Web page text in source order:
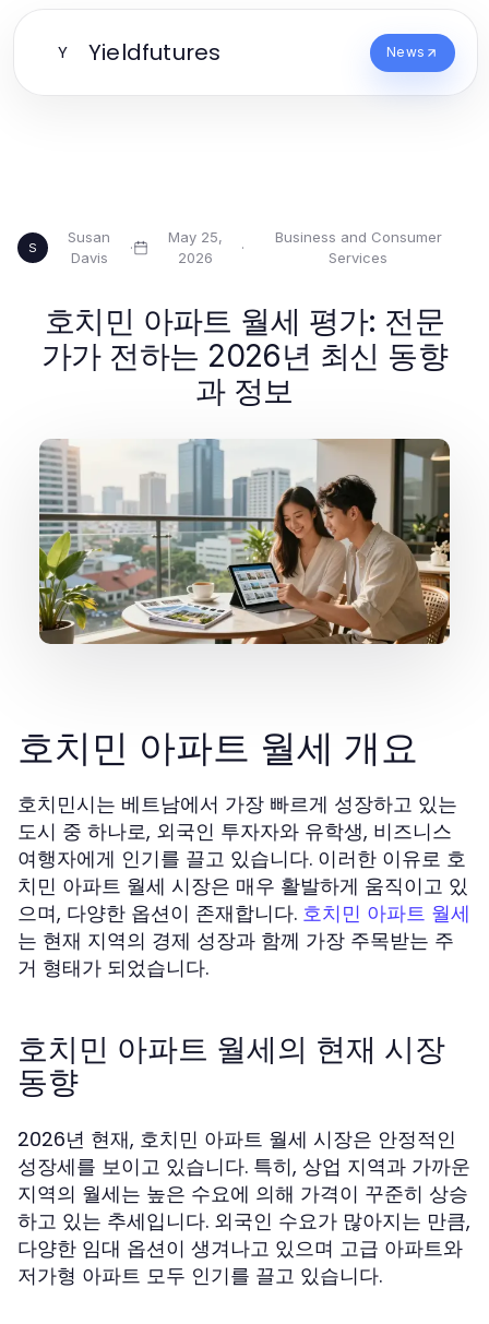
Y Yieldfutures News
S
Susan
Davis
·
May 25,
2026
·
Business and Consumer
Services
호치민 아파트 월세 평가: 전문
가가 전하는 2026년 최신 동향
과 정보
호치민 아파트 월세 개요
호치민시는 베트남에서 가장 빠르게 성장하고 있는
도시 중 하나로, 외국인 투자자와 유학생, 비즈니스
여행자에게 인기를 끌고 있습니다. 이러한 이유로 호
치민 아파트 월세 시장은 매우 활발하게 움직이고 있
으며, 다양한 옵션이 존재합니다. 호치민 아파트 월세
는 현재 지역의 경제 성장과 함께 가장 주목받는 주
거 형태가 되었습니다.
호치민 아파트 월세의 현재 시장
동향
2026년 현재, 호치민 아파트 월세 시장은 안정적인
성장세를 보이고 있습니다. 특히, 상업 지역과 가까운
지역의 월세는 높은 수요에 의해 가격이 꾸준히 상승
하고 있는 추세입니다. 외국인 수요가 많아지는 만큼,
다양한 임대 옵션이 생겨나고 있으며 고급 아파트와
저가형 아파트 모두 인기를 끌고 있습니다.